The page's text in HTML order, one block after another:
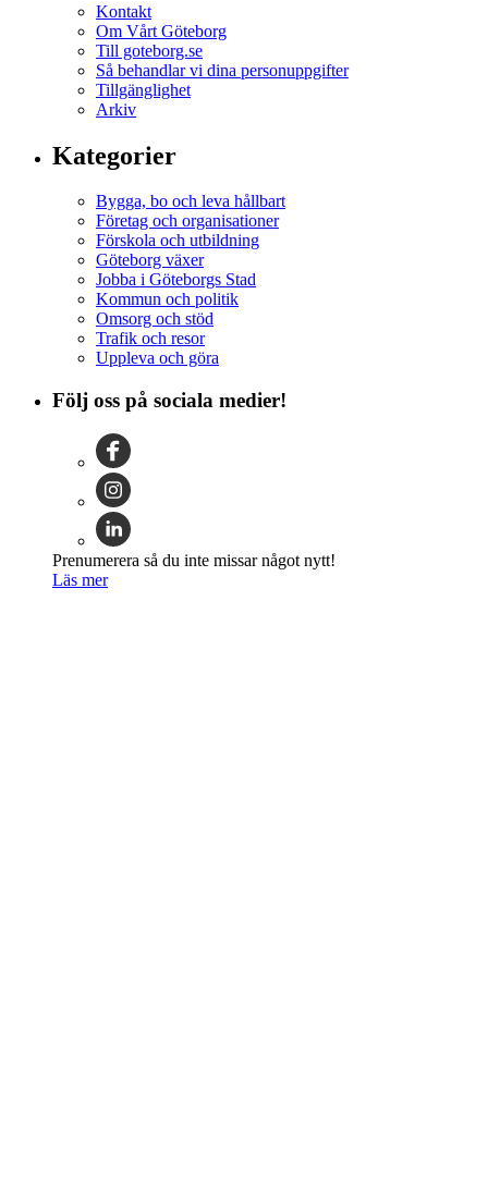
Kontakt
Om Vårt Göteborg
Till goteborg.se
Så behandlar vi dina personuppgifter
Tillgänglighet
Arkiv
Kategorier
Bygga, bo och leva hållbart
Företag och organisationer
Förskola och utbildning
Göteborg växer
Jobba i Göteborgs Stad
Kommun och politik
Omsorg och stöd
Trafik och resor
Uppleva och göra
Följ oss på sociala medier!
Prenumerera så du inte missar något nytt!
Läs mer